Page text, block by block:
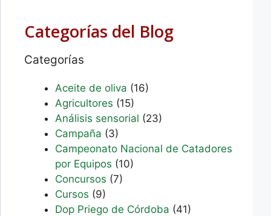
Categorías del Blog
Categorías
Aceite de oliva (16)
Agricultores (15)
Análisis sensorial (23)
Campaña (3)
Campeonato Nacional de Catadores
por Equipos (10)
Concursos (7)
Cursos (9)
Dop Priego de Córdoba (41)